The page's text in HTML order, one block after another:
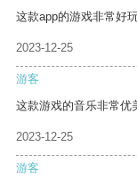
这款app的游戏非常好
2023-12-25
游客
这款游戏的音乐非常优
2023-12-25
游客